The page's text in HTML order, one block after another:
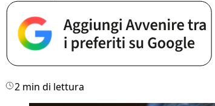
2 min di lettura